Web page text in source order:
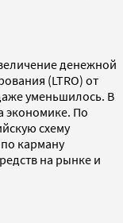
денежной
(LTRO) от
уменьшилось. В
экономике. По
схему
карману
на рынке и